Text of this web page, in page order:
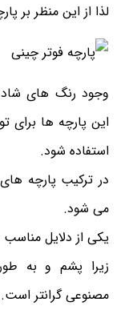
لذا از این منظر بر
وجود رنگ های شاد
این پارچه ها برای
استفاده شود.
در ترکیب پارچه
می شود.
یکی از دلایل
زیرا پشم و به
مصنوعی گرانتر است.